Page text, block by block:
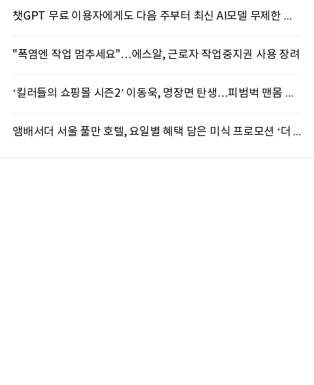
챗GPT 무료 이용자에게도 다음 주부터 최신 AI모델 무제한 제공...오픈AI, GPT-5.6 '루나' 모델 제한없이 제공키로
"폭염엔 작업 멈추세요"…에스알, 근로자 작업중지권 사용 장려
‘킬러들의 쇼핑몰 시즌2’ 이동욱, 명장면 탄생…피범벅 맨몸 액션 ‘감탄’
앰배서더 서울 풀만 호텔, 요일별 혜택 담은 미식 프로모션 ‘더 킹스 : 다이닝 프리빌리지즈’ 선봬